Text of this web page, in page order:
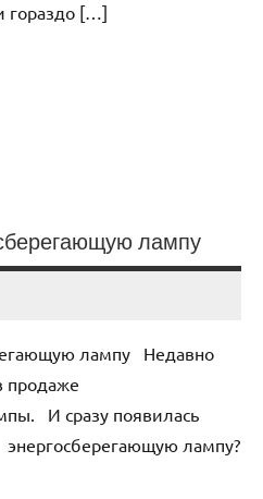
гораздо […]
лампу
лампу Недавно
продаже
И сразу появилась
лампу?